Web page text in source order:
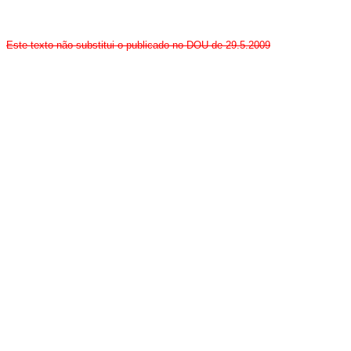
Este texto não substitui o publicado no DOU de 29.5.2009